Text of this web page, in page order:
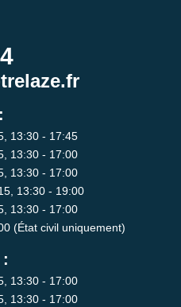
13:30 - 17:45
13:30 - 17:00
13:30 - 17:00
13:30 - 19:00
13:30 - 17:00
(État civil uniquement)
13:30 - 17:00
13:30 - 17:00